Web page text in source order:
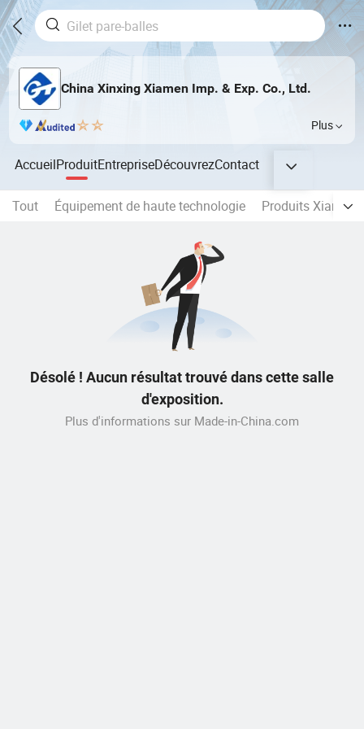
China Xinxing Xiamen Imp. & Exp. Co., Ltd.
Plus
AccueilProduitEntrepriseDécouvrezContact
Tout Équipement de haute technologie Produits Xiamen
Désolé ! Aucun résultat trouvé dans cette salle
d'exposition.
Plus d'informations sur Made-in-China.com